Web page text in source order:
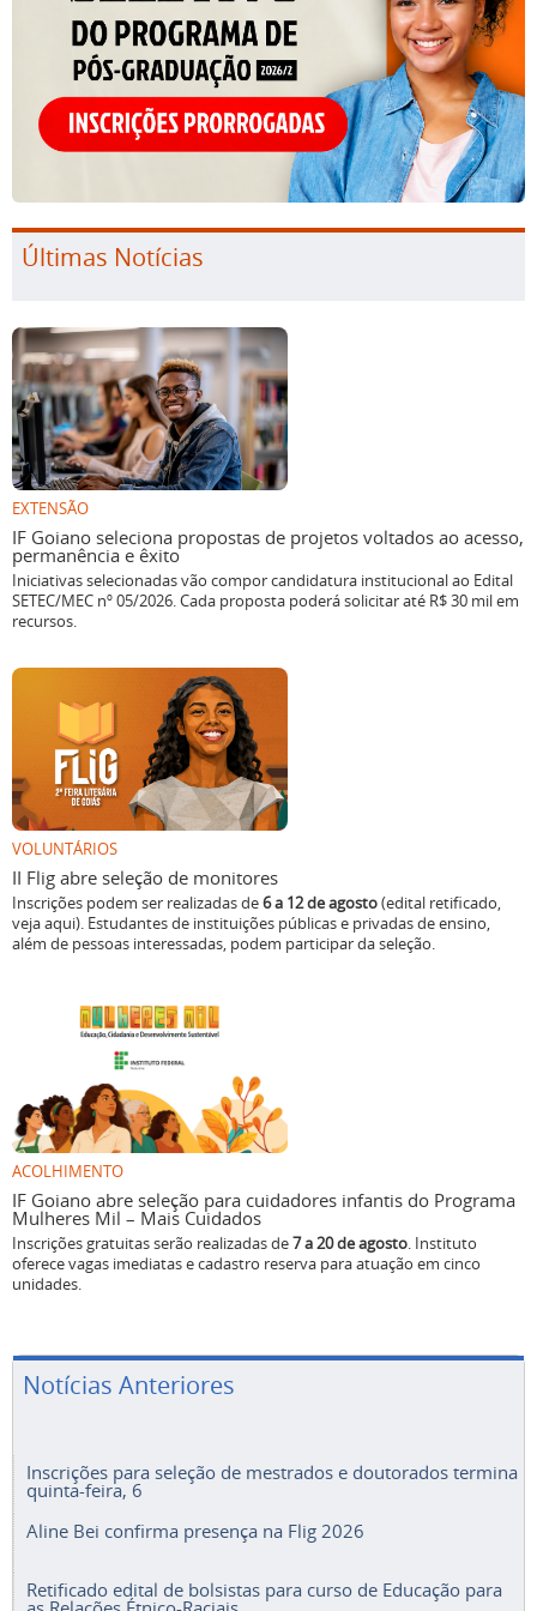
Últimas Notícias
EXTENSÃO
IF Goiano seleciona propostas de projetos voltados ao acesso,
permanência e êxito
Iniciativas selecionadas vão compor candidatura institucional ao Edital
SETEC/MEC nº 05/2026. Cada proposta poderá solicitar até R$ 30 mil em
recursos.
VOLUNTÁRIOS
II Flig abre seleção de monitores
Inscrições podem ser realizadas de6 a 12 de agosto(edital retificado,
veja aqui). Estudantes de instituições públicas e privadas de ensino,
além de pessoas interessadas, podem participar da seleção.
ACOLHIMENTO
IF Goiano abre seleção para cuidadores infantis do Programa
Mulheres Mil – Mais Cuidados
Inscrições gratuitas serão realizadas de7 a 20 de agosto. Instituto
oferece vagas imediatas e cadastro reserva para atuação em cinco
unidades.
Notícias Anteriores
Inscrições para seleção de mestrados e doutorados termina
quinta-feira, 6
Aline Bei confirma presença na Flig 2026
Retificado edital de bolsistas para curso de Educação para